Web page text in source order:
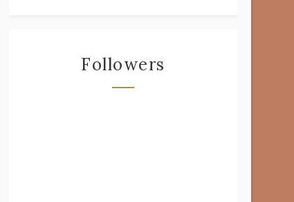
Followers